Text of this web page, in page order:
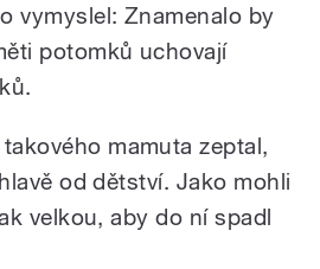
vymyslel: Znamenalo by
potomků uchovají
mamuta zeptal,
od dětství. Jako mohli
velkou, aby do ní spadl